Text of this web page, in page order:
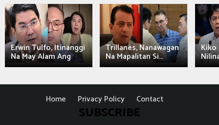
Erwin Tulfo, Itinanggi
Na May Alam Ang
Trillanes, Nanawagan
Na Mapalitan Si...
Kiko
Home Privacy Policy Contact
SUBSCRIBE